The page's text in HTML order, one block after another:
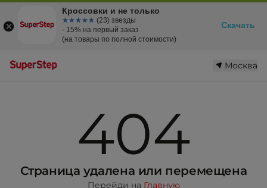
Москва
404
Страница удалена или перемещена
Перейди на Главную
Кроссовки и не только
☆☆☆☆☆
★★★★★ (23) звезды
- 15% на первый заказ
(на товары по полной стоимости)
Скачать